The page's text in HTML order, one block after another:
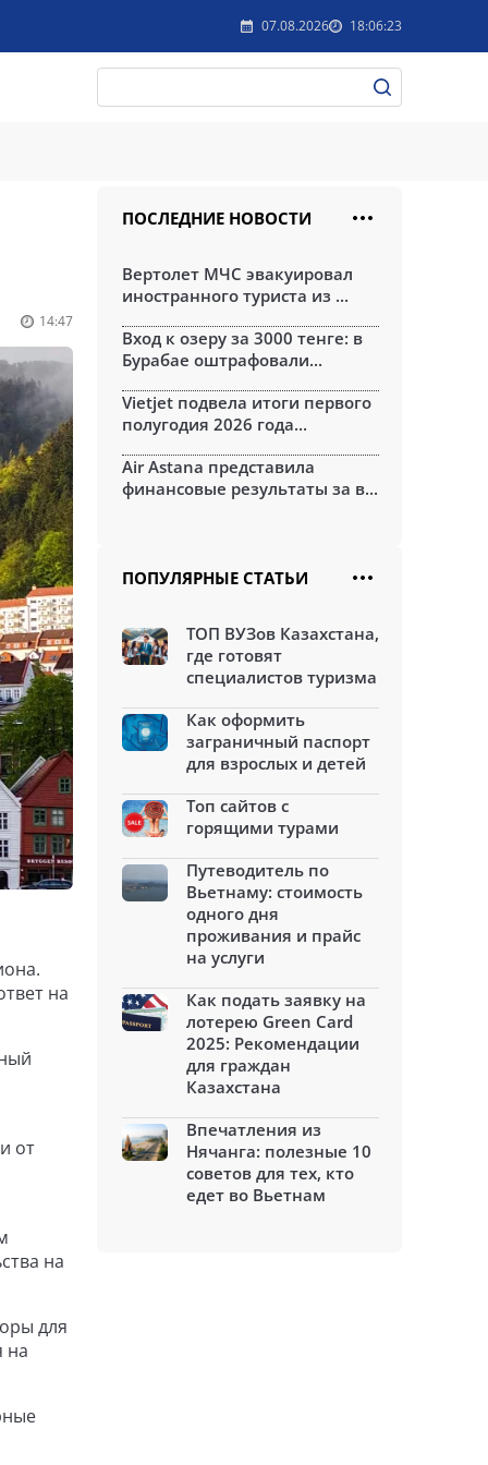
07.08.2026 18:06:23
14:47
на
от
на
для
на
ПОСЛЕДНИЕ НОВОСТИ
Вертолет МЧС эвакуировал
иностранного туриста из ...
Вход к озеру за 3000 тенге: в
Бурабае оштрафовали...
Vietjet подвела итоги первого
полугодия 2026 года...
Air Astana представила
финансовые результаты за в...
ПОПУЛЯРНЫЕ СТАТЬИ
ТОП ВУЗов Казахстана,
где готовят
специалистов туризма
Как оформить
заграничный паспорт
для взрослых и детей
Топ сайтов с
горящими турами
Путеводитель по
Вьетнаму: стоимость
одного дня
проживания и прайс
на услуги
Как подать заявку на
лотерею Green Card
2025: Рекомендации
для граждан
Казахстана
Впечатления из
Нячанга: полезные 10
советов для тех, кто
едет во Вьетнам